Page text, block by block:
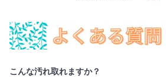
こんな汚れ取れますか？